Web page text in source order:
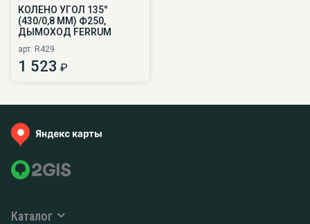
КОЛЕНО УГОЛ 135°
(430/0,8 ММ) Ф250,
ДЫМОХОД FERRUM
арт. R429
1 523 ₽
Каталог